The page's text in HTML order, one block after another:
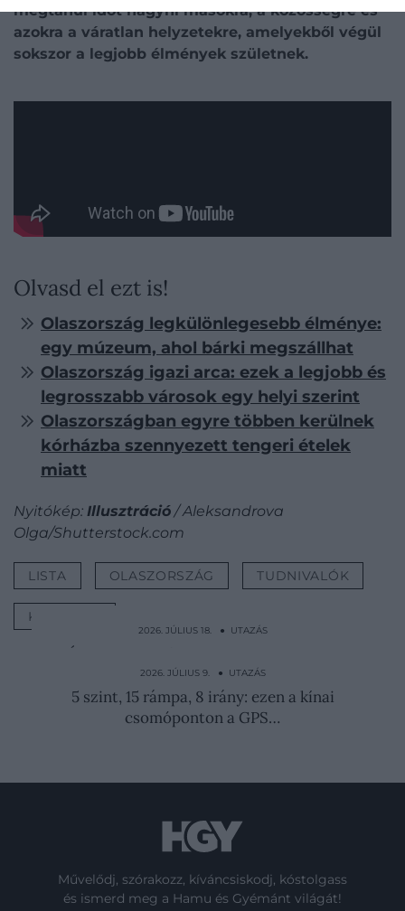
megtanul időt hagyni másokra, a közösségre és
azokra a váratlan helyzetekre, amelyekből végül
sokszor a legjobb élmények születnek.
Olvasd el ezt is!
Olaszország legkülönlegesebb élménye:
egy múzeum, ahol bárki megszállhat
Olaszország igazi arca: ezek a legjobb és
legrosszabb városok egy helyi szerint
Olaszországban egyre többen kerülnek
kórházba szennyezett tengeri ételek
miatt
Nyitókép: Illusztráció / Aleksandrova
Olga/Shutterstock.com
LISTA OLASZORSZÁG TUDNIVALÓK
KÖLTÖZÉS
2026. JÚLIUS 18. ● UTAZÁS
Újabb népszerű olasz településnek lett
elege: komoly…
2026. JÚLIUS 9. ● UTAZÁS
5 szint, 15 rámpa, 8 irány: ezen a kínai
csomóponton a GPS…
Művelődj, szórakozz, kíváncsiskodj, kóstolgass
és ismerd meg a Hamu és Gyémánt világát!